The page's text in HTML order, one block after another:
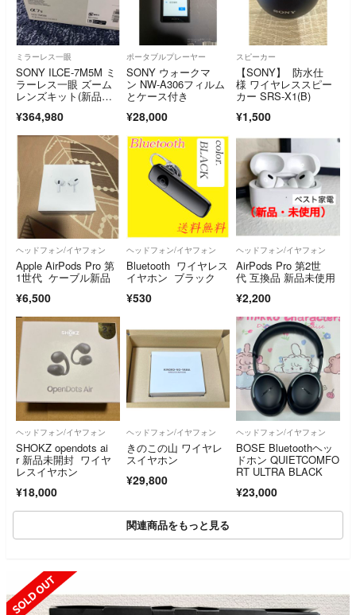
ミラーレス一眼
SONY ILCE-7M5M ミ
ラーレス一眼 ズーム
レンズキット(新品・
¥364,980
ポータブルプレーヤー
SONY ウォークマ
ン NW-A306フィルム
とケース付き
¥28,000
スピーカー
【SONY】 防水仕
様 ワイヤレススピー
カー SRS-X1(B)
¥1,500
ヘッドフォン/イヤフォン
Apple AirPods Pro 第
1世代 ケーブル新品
¥6,500
ヘッドフォン/イヤフォン
Bluetooth ワイヤレス
イヤホン ブラック
¥530
ヘッドフォン/イヤフォン
AirPods Pro 第2世
代 互換品 新品未使用
¥2,200
ヘッドフォン/イヤフォン
SHOKZ opendots ai
r 新品未開封 ワイヤ
レスイヤホン
¥18,000
ヘッドフォン/イヤフォン
きのこの山 ワイヤレ
スイヤホン
¥29,800
ヘッドフォン/イヤフォン
BOSE Bluetoothヘッ
ドホン QUIETCOMFO
RT ULTRA BLACK
¥23,000
関連商品をもっと見る